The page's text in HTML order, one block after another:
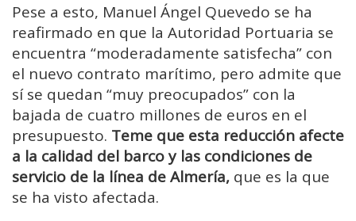
Pese a esto, Manuel Ángel Quevedo se ha
reafirmado en que la Autoridad Portuaria se
encuentra “moderadamente satisfecha” con
el nuevo contrato marítimo, pero admite que
sí se quedan “muy preocupados” con la
bajada de cuatro millones de euros en el
presupuesto. Teme que esta reducción afecte
a la calidad del barco y las condiciones de
servicio de la línea de Almería, que es la que
se ha visto afectada.